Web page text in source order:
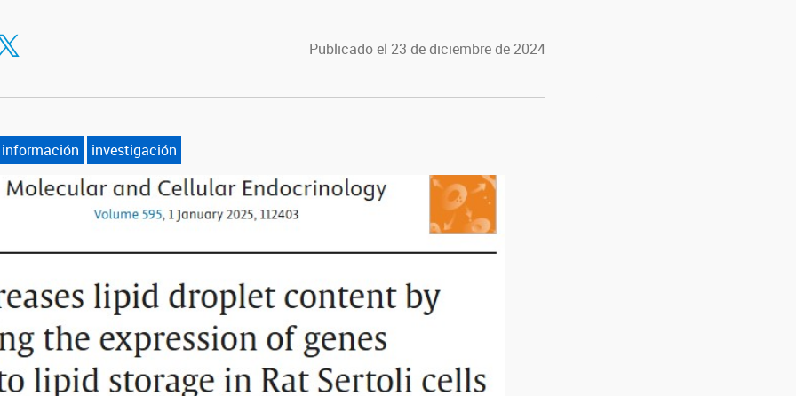
en Facebook
en Twitter Publicado el 23 de diciembre de 2024
información investigación